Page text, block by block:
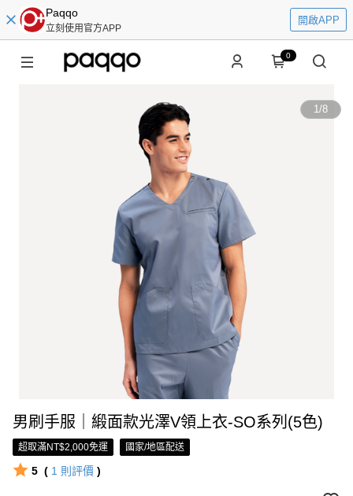
Paqqo
立刻使用官方APP
開啟APP
0
1/8
男刷手服｜緞面款光澤V領上衣-SO系列(5色)
超取滿NT$2,000免運 國家/地區配送
5 ( 1 則評價 )